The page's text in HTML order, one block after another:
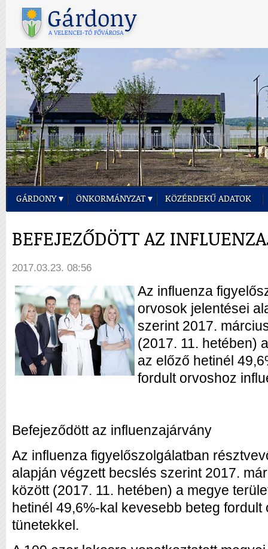
GÁRDONY ÖNKORMÁNYZAT KÖZÉRDEKŰ ADATOK
BEFEJEZŐDÖTT AZ
2017.03.23. 08:56
Az influenza
orvosok jelentései
szerint 2017.
(2017. 11. hetében)
az előző hetinél
fordult orvoshoz
Befejeződött az influenzajárvány
Az influenza figyelőszolgálatban
alapján végzett becslés szerint 2017.
között (2017. 11. hetében) a megye
hetinél 49,6%-kal kevesebb beteg
tünetekkel.